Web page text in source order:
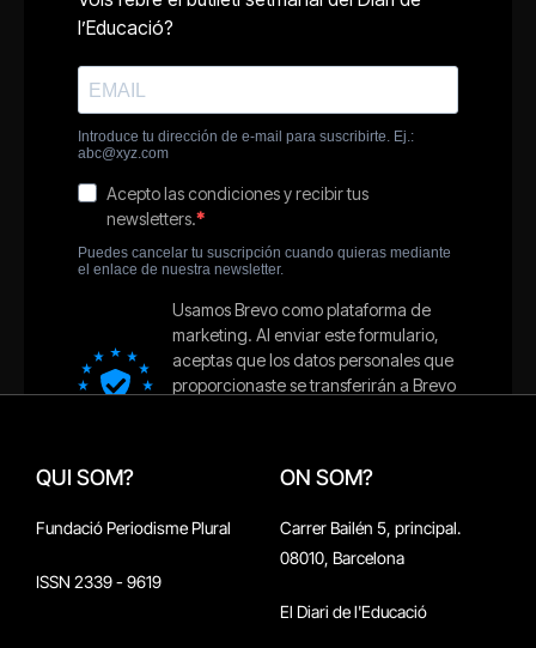
QUI SOM?
Fundació Periodisme Plural
ISSN 2339 - 9619
ON SOM?
Carrer Bailén 5, principal.
08010, Barcelona
El Diari de l'Educació